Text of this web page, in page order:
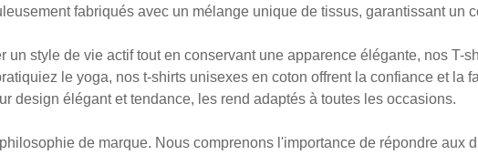
fabriqués avec un mélange unique de tissus, garantissant un
style de vie actif tout en conservant une apparence élégante, nos T-
le yoga, nos t-shirts unisexes en coton offrent la confiance et la
design élégant et tendance, les rend adaptés à toutes les occasions.
de marque. Nous comprenons l'importance de répondre aux